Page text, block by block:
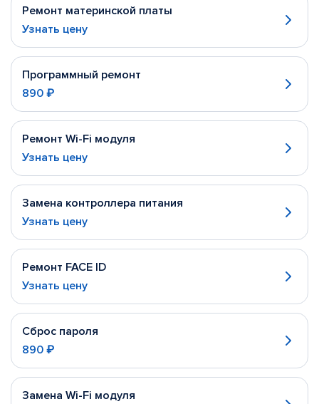
Ремонт материнской платы
Узнать цену
Программный ремонт
890 ₽
Ремонт Wi-Fi модуля
Узнать цену
Замена контроллера питания
Узнать цену
Ремонт FACE ID
Узнать цену
Сброс пароля
890 ₽
Замена Wi-Fi модуля